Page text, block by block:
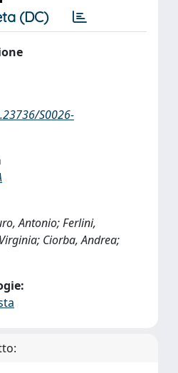
(DC)
S0026-
Antonio; Ferlini,
Ciorba, Andrea;